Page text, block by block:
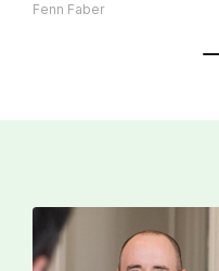
Fenn Faber